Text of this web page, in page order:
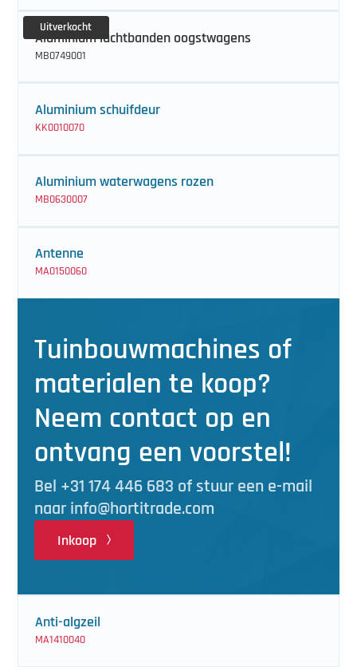
Uitverkocht
Aluminium luchtbanden oogstwagens
MB0749001
Aluminium schuifdeur
KK0010070
Aluminium waterwagens rozen
MB0630007
Antenne
MA0150060
Tuinbouwmachines of
materialen te koop?
Neem contact op en
ontvang een voorstel!
Bel +31 174 446 683 of stuur een e-mail
naar info@hortitrade.com
Inkoop
Anti-algzeil
MA1410040